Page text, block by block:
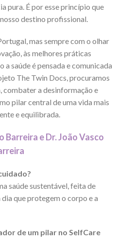
pura. É por esse princípio que
destino profissional.
mas sempre com o olhar
às melhores práticas
saúde é pensada e comunicada
The Twin Docs, procuramos
combater a desinformação e
pilar central de uma vida mais
e equilibrada.
Barreira e Dr. João Vasco
saúde sustentável, feita de
que protegem o corpo e a
de um pilar no SelfCare